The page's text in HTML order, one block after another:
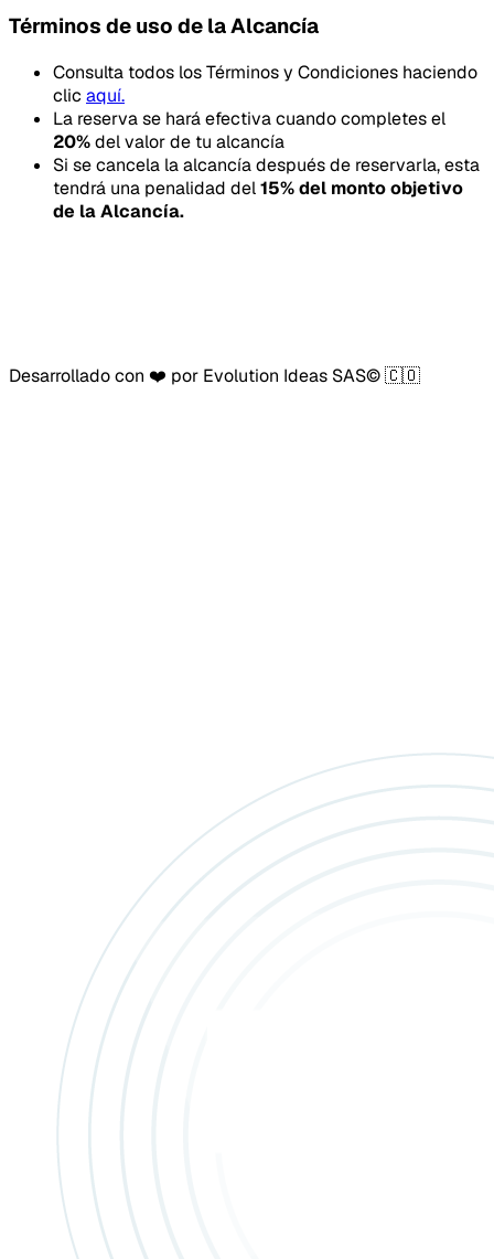
Términos de uso de la Alcancía
Consulta todos los Términos y Condiciones haciendo
clic aquí.
La reserva se hará efectiva cuando completes el
20%del valor de tu alcancía
Si se cancela la alcancía después de reservarla, esta
tendrá una penalidad del15% del monto objetivo
de la Alcancía.
Desarrollado con ❤️ por Evolution Ideas SAS© 🇨🇴